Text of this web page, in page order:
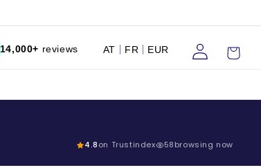
14,000+ reviews AT FR EUR
connecter
Chariot
4.8on Trustindex 58browsing now